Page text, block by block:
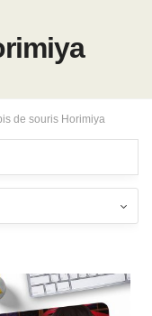
de souris Horimiya